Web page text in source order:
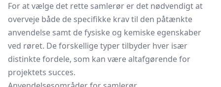
For at vælge det rette samlerør er det nødvendigt at
overveje både de specifikke krav til den påtænkte
anvendelse samt de fysiske og kemiske egenskaber
ved røret. De forskellige typer tilbyder hver især
distinkte fordele, som kan være altafgørende for
projektets succes.